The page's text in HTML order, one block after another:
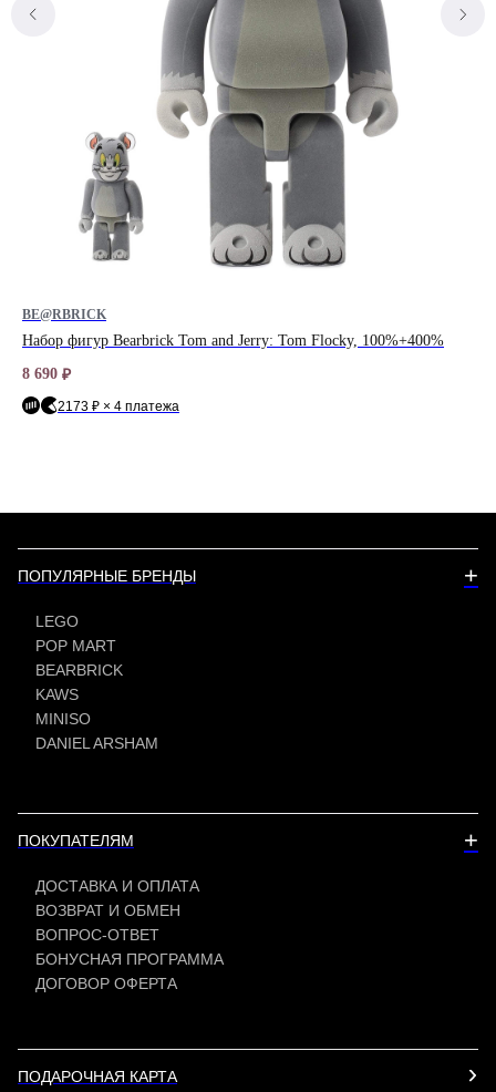
Набор фигур Bearbrick Tom and Jerry: Tom Flocky, 100%+400%
BE@RBRICK
8 690 ₽
2173 ₽ × 4 платежа
ПОПУЛЯРНЫЕ БРЕНДЫ +
LEGO
POP MART
BEARBRICK
KAWS
MINISO
DANIEL ARSHAM
ПОКУПАТЕЛЯМ +
ДОСТАВКА И ОПЛАТА
ВОЗВРАТ И ОБМЕН
ВОПРОС-ОТВЕТ
БОНУСНАЯ ПРОГРАММА
ДОГОВОР ОФЕРТА
ПОДАРОЧНАЯ КАРТА